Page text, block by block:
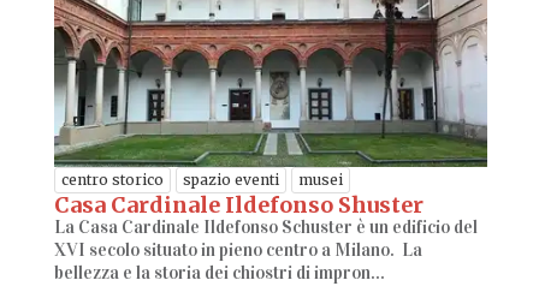
centro storico spazio eventi musei
Casa Cardinale Ildefonso Shuster
La Casa Cardinale Ildefonso Schuster è un edificio del
XVI secolo situato in pieno centro a Milano. La
bellezza e la storia dei chiostri di impron...